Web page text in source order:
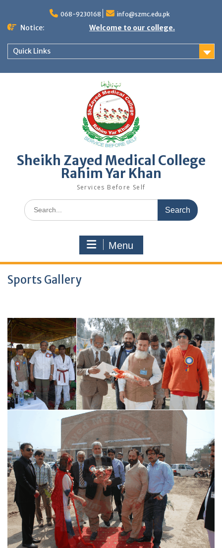
content
068-9230168 info@szmc.edu.pk
Notice: Welcome to our college.
Quick Links
Sheikh Zayed Medical College
Rahim Yar Khan
Services Before Self
Search
for:
Menu
Sports Gallery